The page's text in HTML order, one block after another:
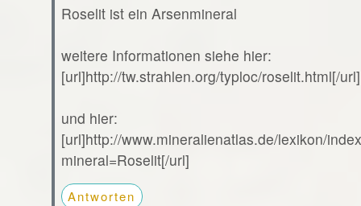
Roselit ist ein Arsenmineral
weitere Informationen siehe hier:
[url]http://tw.strahlen.org/typloc/roselit.html[/url]
und hier:
[url]http://www.mineralienatlas.de/lexikon/
mineral=Roselit[/url]
Antworten